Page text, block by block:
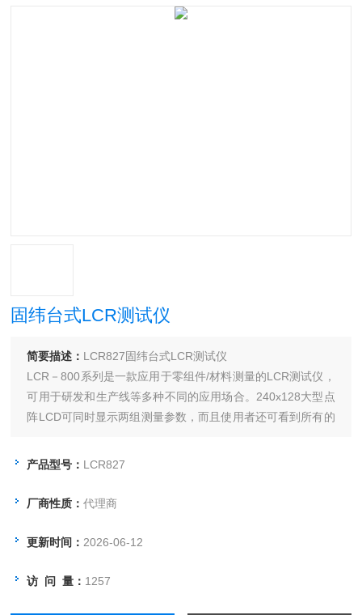
固纬台式LCR测试仪
简要描述： LCR827固纬台式LCR测试仪
LCR－800系列是一款应用于零组件/材料测量的LCR测试仪，
可用于研发和生产线等多种不同的应用场合。240x128大型点
阵LCD可同时显示两组测量参数，而且使用者还可看到所有的
C/D、C/R和L/Q；LCR－821还具有更精确的阻抗测量模式，
产品型号： LCR827
厂商性质：代理商
更新时间： 2026-06-12
访 问 量： 1257